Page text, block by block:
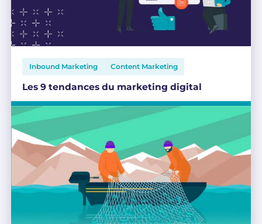
Inbound Marketing Content Marketing
Les 9 tendances du marketing digital